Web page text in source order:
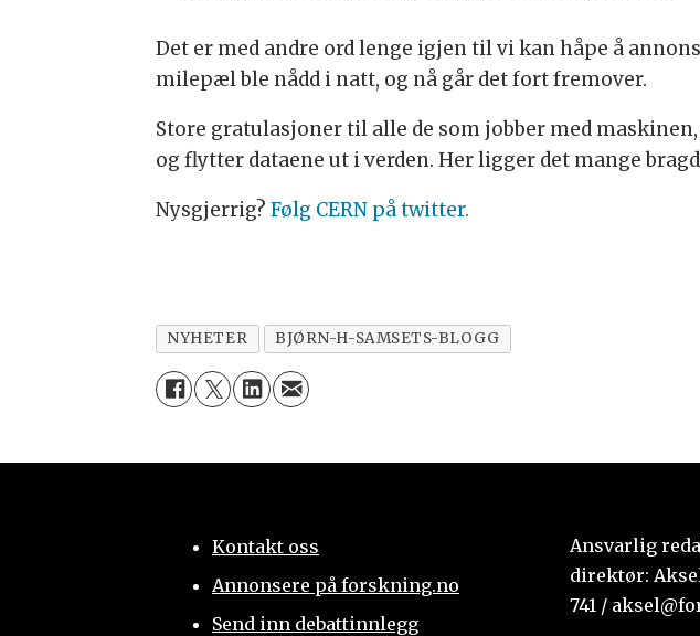
Det er med andre ord lenge igjen til vi kan håpe å
milepæl ble nådd i natt, og nå går det fort fremover.
Store gratulasjoner til alle de som jobber med
og flytter dataene ut i verden. Her ligger det mange
Nysgjerrig? Følg CERN på twitter.
NYHETER BJØRN-H-SAMSETS-BLOGG
Kontakt oss
Annonsere på forskning.no
Send inn debattinnlegg
Ansvarlig
direktør:
741 /